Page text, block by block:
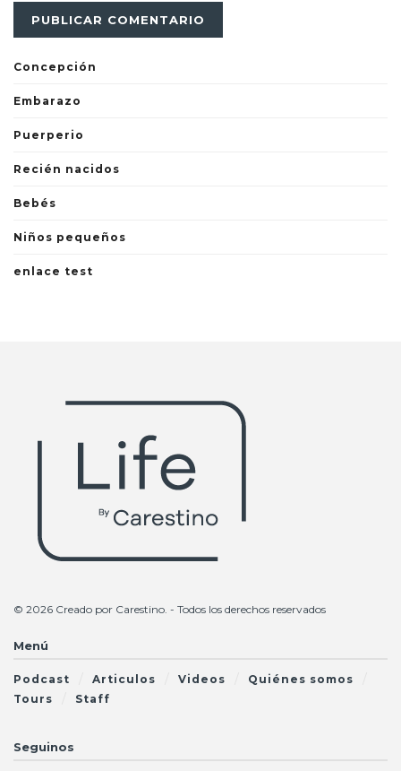
Concepción
Embarazo
Puerperio
Recién nacidos
Bebés
Niños pequeños
enlace test
© 2026 Creado por Carestino. - Todos los derechos reservados
Menú
Podcast Articulos Videos
Quiénes somos
Tours
Staff
Seguinos